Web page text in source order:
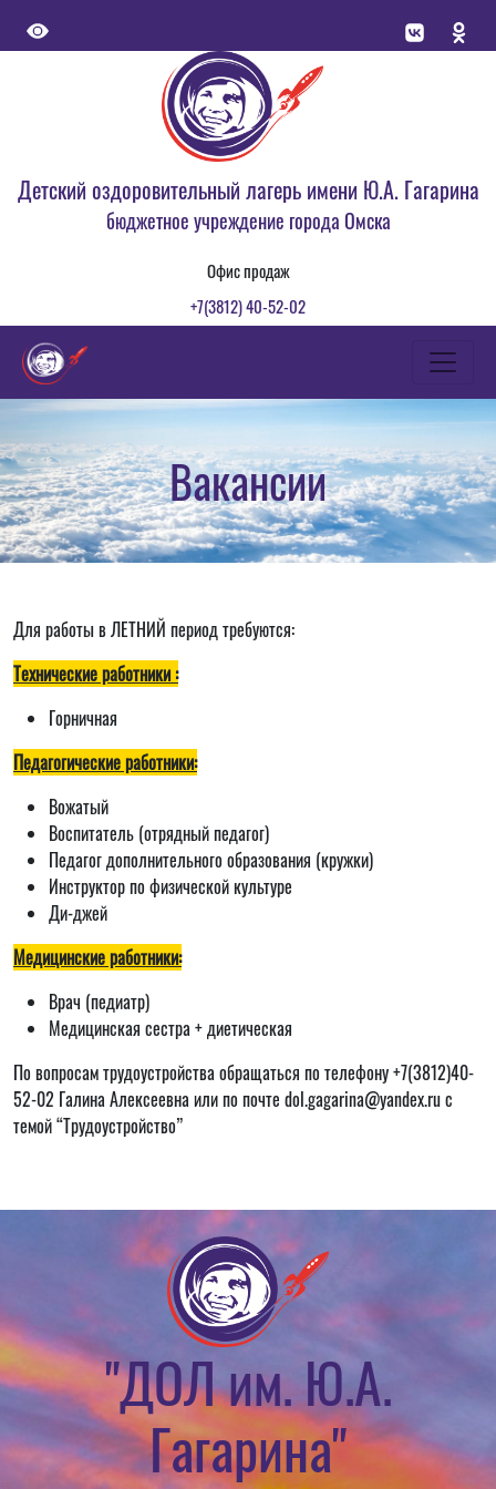
Детский оздоровительный лагерь имени Ю.А. Гагарина
бюджетное учреждение города Омска
Офис продаж
+7(3812) 40-52-02
Вакансии
Для работы в ЛЕТНИЙ период требуются:
Технические работники :
Горничная
Педагогические работники:
Вожатый
Воспитатель (отрядный педагог)
Педагог дополнительного образования (кружки)
Инструктор по физической культуре
Ди-джей
Медицинские работники:
Врач (педиатр)
Медицинская сестра + диетическая
По вопросам трудоустройства обращаться по телефону +7(3812)40-
52-02 Галина Алексеевна или по почте dol.gagarina@yandex.ru с
темой “Трудоустройство”
"ДОЛ им. Ю.А.
Гагарина"